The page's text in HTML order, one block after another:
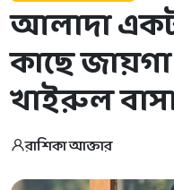
আলাদা
কাছে
খাইরুল
রাশিকা আক্তার